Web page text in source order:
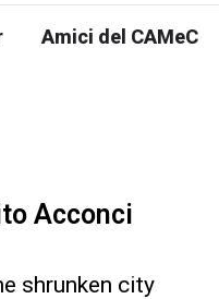
Amici del CAMeC
Acconci
shrunken city